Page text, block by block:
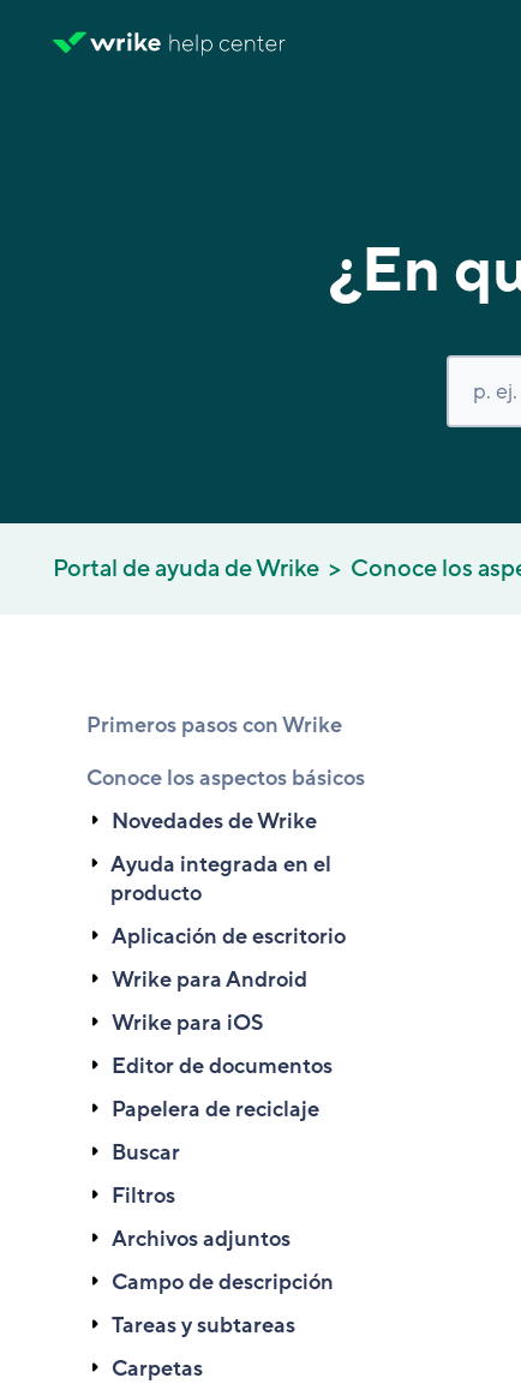
¿En
Portal de ayuda de Wrike Conoce los
Primeros pasos con Wrike
Conoce los aspectos básicos
Novedades de Wrike
Ayuda integrada en el
producto
Aplicación de escritorio
Wrike para Android
Wrike para iOS
Editor de documentos
Papelera de reciclaje
Buscar
Filtros
Archivos adjuntos
Campo de descripción
Tareas y subtareas
Carpetas